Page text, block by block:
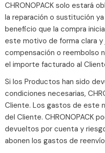
CHRONOPACK solo estará
la reparación o sustitución
beneficio que la compra
este motivo de forma clara y
compensación o reembolso
el importe facturado al
Si los Productos han sido
condiciones necesarias,
Cliente. Los gastos de este
del Cliente. CHRONOPACK
devueltos por cuenta y
abonen los gastos de